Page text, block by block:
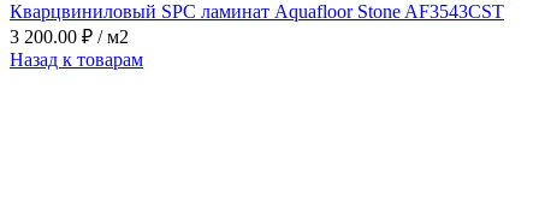
Кварцвиниловый SPC ламинат Aquafloor Stone AF3543CST
3 200.00 ₽ / м2
Назад к товарам